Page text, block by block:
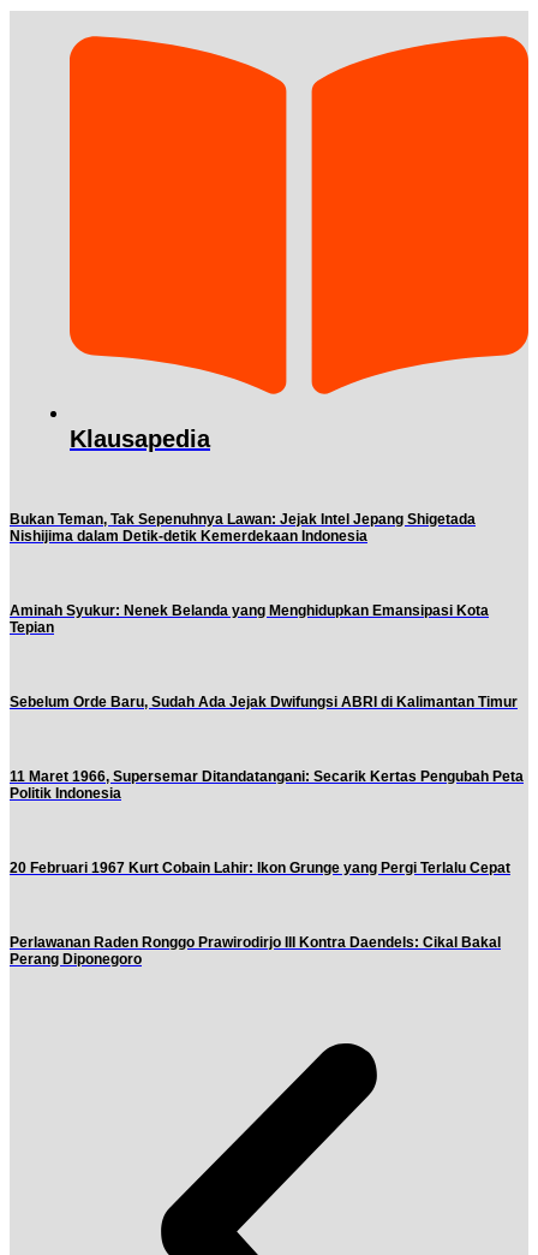
Klausapedia
Bukan Teman, Tak Sepenuhnya Lawan: Jejak Intel Jepang Shigetada
Nishijima dalam Detik-detik Kemerdekaan Indonesia
Aminah Syukur: Nenek Belanda yang Menghidupkan Emansipasi Kota
Tepian
Sebelum Orde Baru, Sudah Ada Jejak Dwifungsi ABRI di Kalimantan Timur
11 Maret 1966, Supersemar Ditandatangani: Secarik Kertas Pengubah Peta
Politik Indonesia
20 Februari 1967 Kurt Cobain Lahir: Ikon Grunge yang Pergi Terlalu Cepat
Perlawanan Raden Ronggo Prawirodirjo III Kontra Daendels: Cikal Bakal
Perang Diponegoro